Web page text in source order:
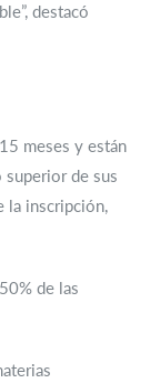
destacó
meses y están
superior de sus
la inscripción,
de las